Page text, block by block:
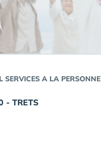
SERVICES A LA PERSONNE
- TRETS